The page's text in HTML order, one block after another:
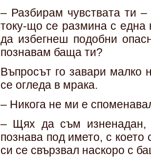
– Разбирам чувствата ти
току-що се размина с една
да избегнеш подобни
познавам баща ти?
Въпросът го завари малко
се огледа в мрака.
– Никога не ми е
– Щях да съм изненадан,
познава под името, с
си се свързвал наскоро с